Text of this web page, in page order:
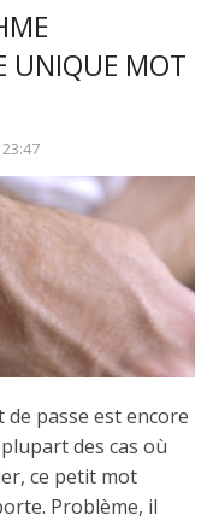
UNIQUE MOT
23:47
de passe est encore
des cas où
ce petit mot
Problème, il